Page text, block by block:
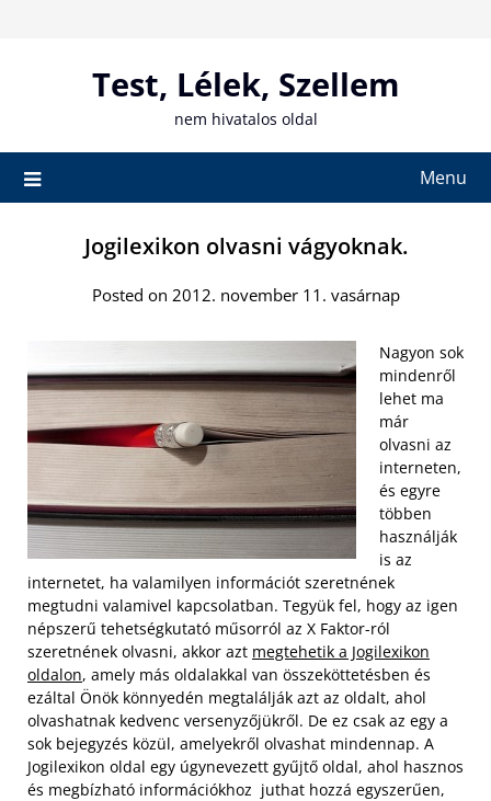
Test, Lélek, Szellem
nem hivatalos oldal
Menu
Jogilexikon olvasni vágyoknak.
Posted on 2012. november 11. vasárnap
Nagyon sok
mindenről
lehet ma
már
olvasni az
interneten,
és egyre
többen
használják
is az
internetet, ha valamilyen információt szeretnének
megtudni valamivel kapcsolatban. Tegyük fel, hogy az igen
népszerű tehetségkutató műsorról az X Faktor-ról
szeretnének olvasni, akkor azt megtehetik a Jogilexikon
oldalon, amely más oldalakkal van összeköttetésben és
ezáltal Önök könnyedén megtalálják azt az oldalt, ahol
olvashatnak kedvenc versenyzőjükről. De ez csak az egy a
sok bejegyzés közül, amelyekről olvashat mindennap. A
Jogilexikon oldal egy úgynevezett gyűjtő oldal, ahol hasznos
és megbízható információkhoz juthat hozzá egyszerűen,